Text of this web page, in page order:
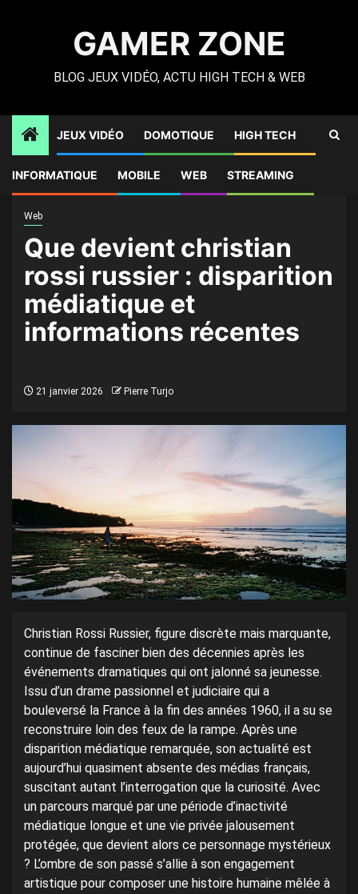
GAMER ZONE
BLOG JEUX VIDÉO, ACTU HIGH TECH & WEB
JEUX VIDÉO DOMOTIQUE HIGH TECH
INFORMATIQUE MOBILE WEB STREAMING
russier : disparition médiatique et informations récentes
Web
Que devient christian
rossi russier : disparition
médiatique et
informations récentes
21 janvier 2026 Pierre Turjo
Christian Rossi Russier, figure discrète mais marquante,
continue de fasciner bien des décennies après les
événements dramatiques qui ont jalonné sa jeunesse.
Issu d’un drame passionnel et judiciaire qui a
bouleversé la France à la fin des années 1960, il a su se
reconstruire loin des feux de la rampe. Après une
disparition médiatique remarquée, son actualité est
aujourd’hui quasiment absente des médias français,
suscitant autant l’interrogation que la curiosité. Avec
un parcours marqué par une période d’inactivité
médiatique longue et une vie privée jalousement
protégée, que devient alors ce personnage mystérieux
? L’ombre de son passé s’allie à son engagement
artistique pour composer une histoire humaine mêlée à